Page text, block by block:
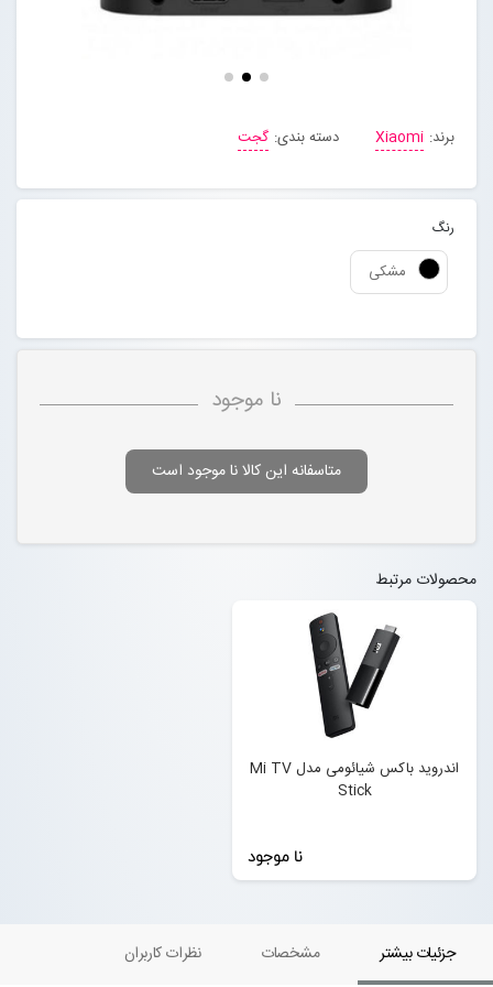
درباره ما
برند: Xiaomi دسته بندی: گجت
رنگ
مشکی
نا موجود
متاسفانه این کالا نا موجود است
محصولات مرتبط
اندروید باکس شیائومی مدل Mi TV
Stick
نا موجود
جزئیات بیشتر مشخصات نظرات کاربران